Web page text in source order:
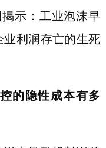
示：工业泡沫早
利润存亡的生死
的隐性成本有多